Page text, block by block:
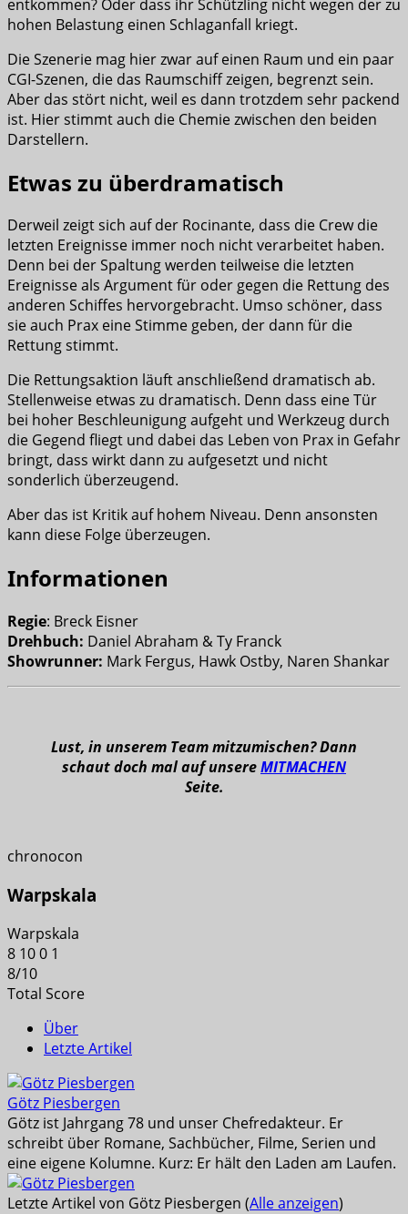
entkommen? Oder dass ihr Schützling nicht wegen der zu
hohen Belastung einen Schlaganfall kriegt.
Die Szenerie mag hier zwar auf einen Raum und ein paar
CGI-Szenen, die das Raumschiff zeigen, begrenzt sein.
Aber das stört nicht, weil es dann trotzdem sehr packend
ist. Hier stimmt auch die Chemie zwischen den beiden
Darstellern.
Etwas zu überdramatisch
Derweil zeigt sich auf der Rocinante, dass die Crew die
letzten Ereignisse immer noch nicht verarbeitet haben.
Denn bei der Spaltung werden teilweise die letzten
Ereignisse als Argument für oder gegen die Rettung des
anderen Schiffes hervorgebracht. Umso schöner, dass
sie auch Prax eine Stimme geben, der dann für die
Rettung stimmt.
Die Rettungsaktion läuft anschließend dramatisch ab.
Stellenweise etwas zu dramatisch. Denn dass eine Tür
bei hoher Beschleunigung aufgeht und Werkzeug durch
die Gegend fliegt und dabei das Leben von Prax in Gefahr
bringt, dass wirkt dann zu aufgesetzt und nicht
sonderlich überzeugend.
Aber das ist Kritik auf hohem Niveau. Denn ansonsten
kann diese Folge überzeugen.
Informationen
Regie: Breck Eisner
Drehbuch: Daniel Abraham & Ty Franck
Showrunner: Mark Fergus, Hawk Ostby, Naren Shankar
Lust, in unserem Team mitzumischen? Dann
schaut doch mal auf unsereMITMACHEN
Seite.
chronocon
Warpskala
Warpskala
8 100 1
8/10
Total Score
Über
Letzte Artikel
Götz Piesbergen
Götz ist Jahrgang 78 und unser Chefredakteur. Er
schreibt über Romane, Sachbücher, Filme, Serien und
eine eigene Kolumne. Kurz: Er hält den Laden am Laufen.
Letzte Artikel von Götz Piesbergen (Alle anzeigen)